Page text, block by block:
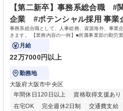
ます。 学歴・資格 学歴：大学院 大学 高専 短大 専修学校 高校 語学力：
資格：
【第二新卒】事務系総合職 #
企業 #ポテンシャル採用 事業
事務系総合職として、人事総務、資源海外、事業
きます。 【業務内容の一例】■所属事業部の勤労
門の企画スタッフ、ルート営業
月給
22万7000円以上
勤務地
大阪府大阪市中央区
年間休日120日以上
資格取得支援あり
在宅OK
完全週休2日制 交通費支給